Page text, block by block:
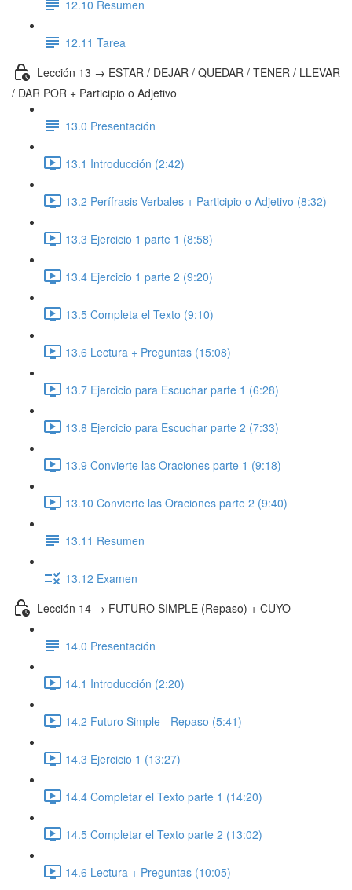
12.10 Resumen
12.11 Tarea
Lección 13 → ESTAR / DEJAR / QUEDAR / TENER / LLEVAR
/ DAR POR + Participio o Adjetivo
13.0 Presentación
13.1 Introducción (2:42)
13.2 Perífrasis Verbales + Participio o Adjetivo (8:32)
13.3 Ejercicio 1 parte 1 (8:58)
13.4 Ejercicio 1 parte 2 (9:20)
13.5 Completa el Texto (9:10)
13.6 Lectura + Preguntas (15:08)
13.7 Ejercicio para Escuchar parte 1 (6:28)
13.8 Ejercicio para Escuchar parte 2 (7:33)
13.9 Convierte las Oraciones parte 1 (9:18)
13.10 Convierte las Oraciones parte 2 (9:40)
13.11 Resumen
13.12 Examen
Lección 14 → FUTURO SIMPLE (Repaso) + CUYO
14.0 Presentación
14.1 Introducción (2:20)
14.2 Futuro Simple - Repaso (5:41)
14.3 Ejercicio 1 (13:27)
14.4 Completar el Texto parte 1 (14:20)
14.5 Completar el Texto parte 2 (13:02)
14.6 Lectura + Preguntas (10:05)